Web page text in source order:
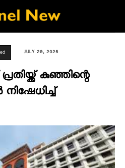
JULY 29, 2025
കുഞ്ഞിന്റെ